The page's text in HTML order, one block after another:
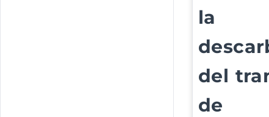
la
del
de